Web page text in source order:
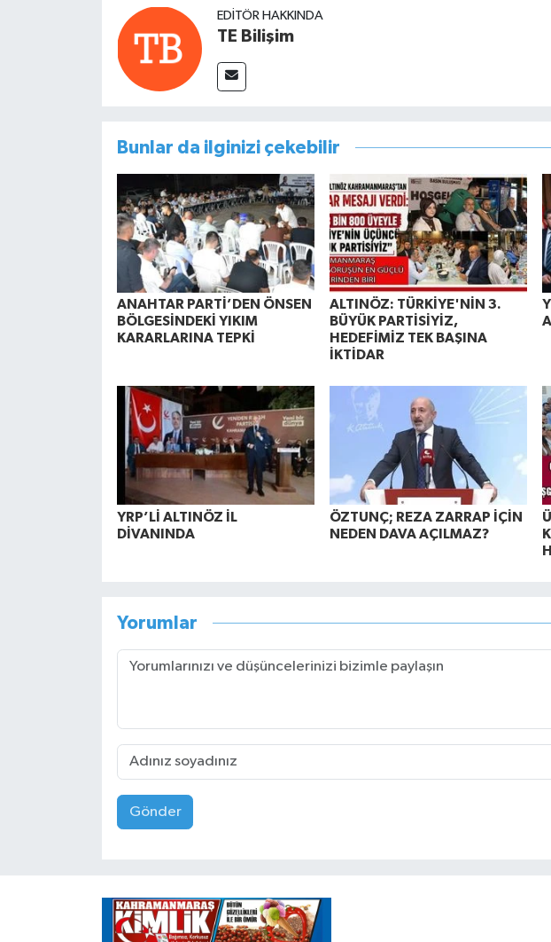
EDITÖR HAKKINDA
TE Bilişim
Bunlar da ilginizi çekebilir
ANAHTAR PARTİ’DEN ÖNSEN
BÖLGESİNDEKİ YIKIM
KARARLARINA TEPKİ
ALTINÖZ: TÜRKİYE'NİN 3.
BÜYÜK PARTİSİYİZ,
HEDEFİMİZ TEK BAŞINA
İKTİDAR
YRP’Lİ ALTINÖZ İL
DİVANINDA
ÖZTUNÇ; REZA ZARRAP İÇİN
NEDEN DAVA AÇILMAZ?
Yorumlar
Gönder